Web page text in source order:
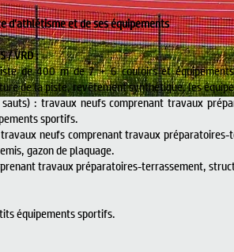
d'athlétisme et de ses équipements
/ VRD :
de 400 m de 7 + 6 couloirs et
de la piste, revêtement synthétique, les
: travaux neufs comprenant travaux
sportifs.
neufs comprenant travaux
gazon de plaquage.
travaux préparatoires-terrassement,
équipements sportifs.